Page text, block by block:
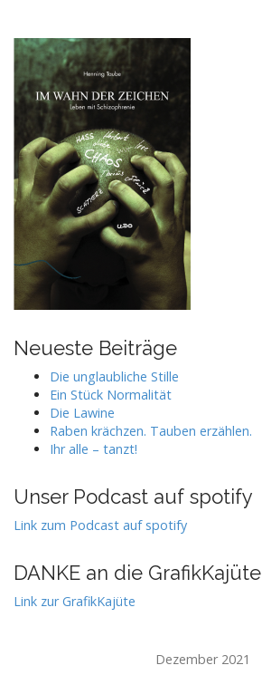
Neueste Beiträge
Die unglaubliche Stille
Ein Stück Normalität
Die Lawine
Raben krächzen. Tauben erzählen.
Ihr alle – tanzt!
Unser Podcast auf spotify
Link zum Podcast auf spotify
DANKE an die GrafikKajüte
Link zur GrafikKajüte
Dezember 2021